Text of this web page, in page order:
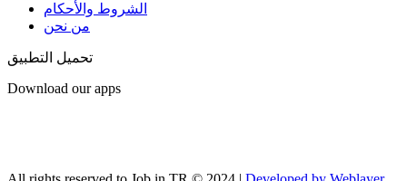
الشروط والأحكام
من نحن
تحميل التطبيق
Download our apps